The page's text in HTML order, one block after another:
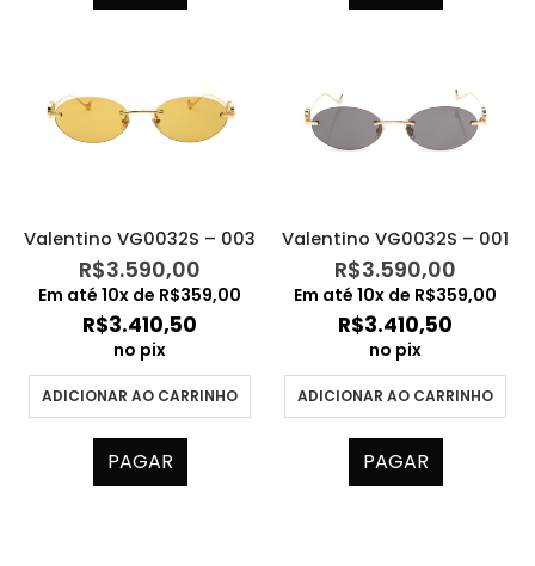
Valentino VG0032S – 003
R$3.590,00
Em até 10x de R$359,00
R$3.410,50
no pix
ADICIONAR AO CARRINHO
PAGAR
Valentino VG0032S – 001
R$3.590,00
Em até 10x de R$359,00
R$3.410,50
no pix
ADICIONAR AO CARRINHO
PAGAR